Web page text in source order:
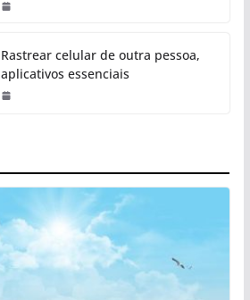
Rastrear celular de outra pessoa,
aplicativos essenciais